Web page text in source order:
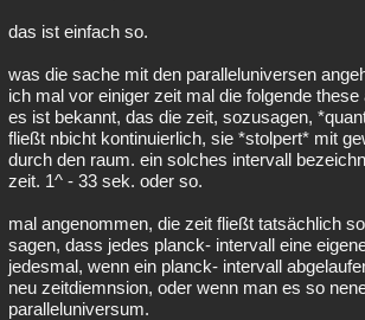
das ist einfach so.
was die sache mit den paralleluniversen
ich mal vor einiger zeit mal die folgende these
es ist bekannt, das die zeit, sozusagen,
fließt nbicht kontinuierlich, sie *stolpert* mit
durch den raum. ein solches intervall
zeit. 1^ - 33 sek. oder so.
mal angenommen, die zeit fließt tatsächlich
sagen, dass jedes planck- intervall eine
jedesmal, wenn ein planck- intervall
neu zeitdiemnsion, oder wenn man es so
paralleluniversum.